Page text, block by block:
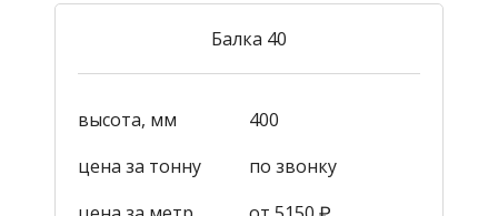
Балка 40
высота, мм
400
цена за тонну
по звонку